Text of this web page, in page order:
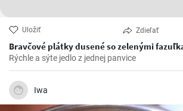
Uložiť Zdieľať
Bravčové plátky dusené so zelenými
Rýchle a sýte jedlo z jednej panvice
Iwa